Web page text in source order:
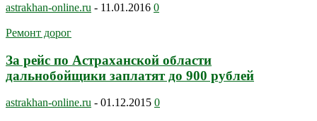
astrakhan-online.ru - 11.01.2016 0
Ремонт дорог
За рейс по Астраханской области
дальнобойщики заплатят до 900 рублей
astrakhan-online.ru - 01.12.2015 0